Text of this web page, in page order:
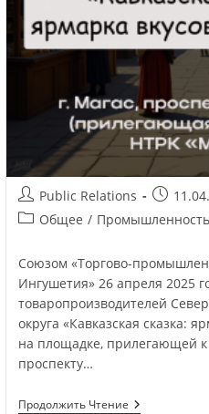
Public Relations
Общее / Промышленность
Союзом «Торгово-
Ингушетия» 26 апреля 2025
товаропроизводителей
округа «Кавказская сказка:
на площадке, прилегающей
проспекту…
Продолжить Чтение